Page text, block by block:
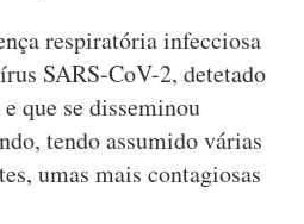
respiratória infecciosa
SARS-CoV-2, detetado
que se disseminou
tendo assumido várias
umas mais contagiosas